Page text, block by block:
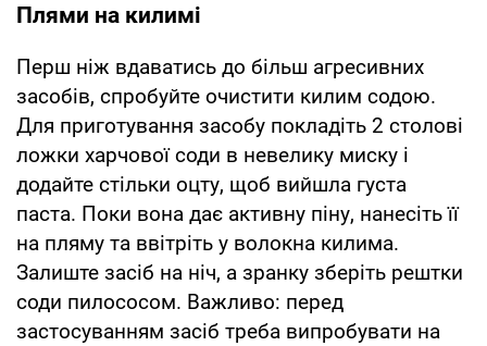
Плями на килимі
Перш ніж вдаватись до більш агресивних
засобів, спробуйте очистити килим содою.
Для приготування засобу покладіть 2 столові
ложки харчової соди в невелику миску і
додайте стільки оцту, щоб вийшла густа
паста. Поки вона дає активну піну, нанесіть її
на пляму та ввітріть у волокна килима.
Залиште засіб на ніч, а зранку зберіть рештки
соди пилососом. Важливо: перед
застосуванням засіб треба випробувати на